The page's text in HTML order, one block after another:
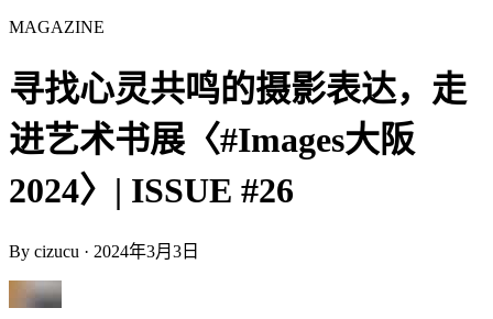
MAGAZINE
寻找心灵共鸣的摄影表达，走
进艺术书展〈#Images大阪
2024〉| ISSUE #26
By cizucu · 2024年3月3日